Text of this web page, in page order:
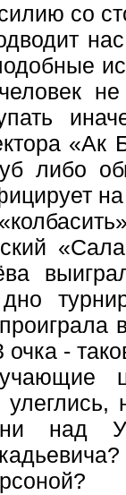
со
либо
очка -
над